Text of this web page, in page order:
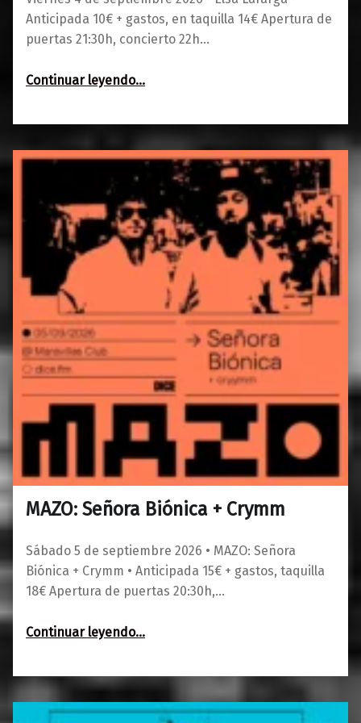
Anticipada 10€ + gastos, en taquilla 14€ Apertura de
puertas 21:30h, concierto 22h…
Continuar leyendo…
MAZO: Señora Biónica + Crymm
Sábado 5 de septiembre 2026 • MAZO: Señora
Biónica + Crymm • Anticipada 15€ + gastos, taquilla
18€ Apertura de puertas 20:30h,…
Continuar leyendo…
01/06/20260
Maravillas